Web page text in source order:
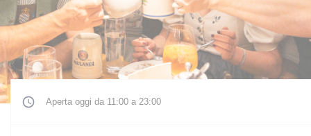
Aperta oggi da 11:00 a 23:00